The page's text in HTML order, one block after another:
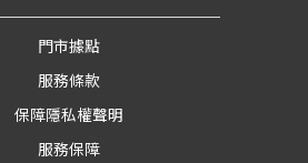
門市據點
服務條款
保障隱私權聲明
服務保障